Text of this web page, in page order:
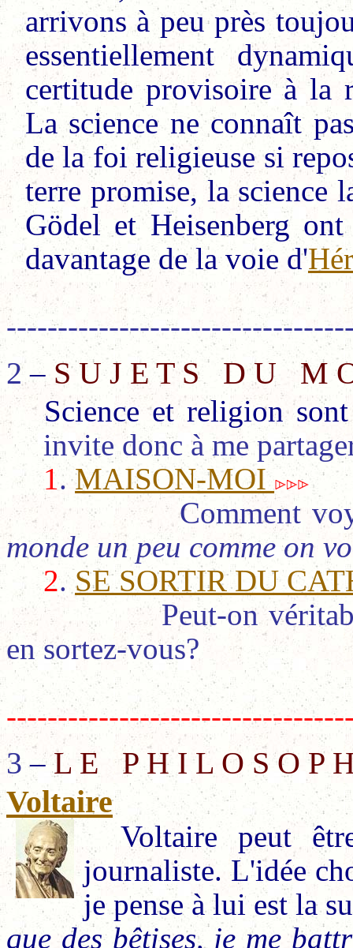
arrivons à peu près
essentiellement
certitude provisoire à la
La science ne connaît
de la foi religieuse si
terre promise, la science
Gödel et Heisenberg
davantage de la voie d'
2 – S U J E T S D U M
Science et religion sont
invite donc à me
1.MAISON-MOI
Comment
monde un peu comme on
2.SE SORTIR DU
Peut-on
en sortez-vous?
3 – L E P H I L O S O P
Voltaire
Voltaire peut
journaliste. L'idée
je pense à lui est la
que des bêtises, je me